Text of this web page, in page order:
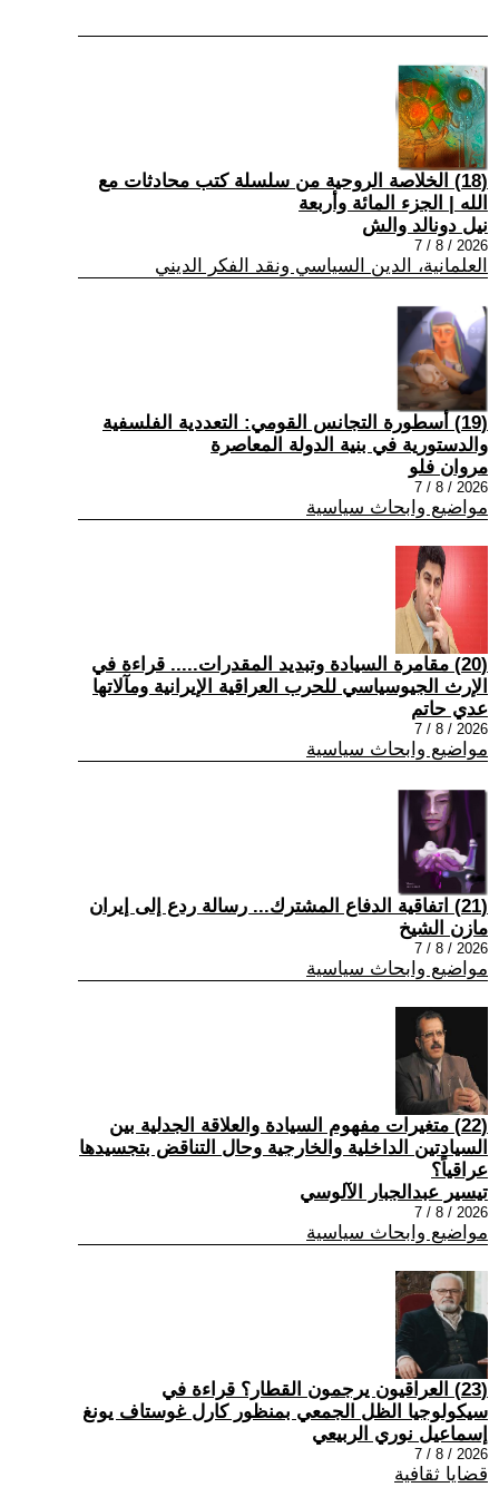
(18) الخلاصة الروحية من سلسلة كتب محادثات مع
الله | الجزء المائة وأربعة
نيل دونالد والش
2026 / 8 / 7
العلمانية، الدين السياسي ونقد الفكر الديني
(19) أسطورة التجانس القومي: التعددية الفلسفية
والدستورية في بنية الدولة المعاصرة
مروان فلو
2026 / 8 / 7
مواضيع وابحاث سياسية
(20) مقامرة السيادة وتبديد المقدرات..... قراءة في
الإرث الجيوسياسي للحرب العراقية الإيرانية ومآلاتها
عدي حاتم
2026 / 8 / 7
مواضيع وابحاث سياسية
(21) اتفاقية الدفاع المشترك... رسالة ردع إلى إيران
مازن الشيخ
2026 / 8 / 7
مواضيع وابحاث سياسية
(22) متغيرات مفهوم السيادة والعلاقة الجدلية بين
السيادتين الداخلية والخارجية وحال التناقض بتجسيدها
عراقياً؟
تيسير عبدالجبار الآلوسي
2026 / 8 / 7
مواضيع وابحاث سياسية
(23) العراقيون يرجمون القطار؟ قراءة في
سيكولوجيا الظل الجمعي بمنظور كارل غوستاف يونغ
إسماعيل نوري الربيعي
2026 / 8 / 7
قضايا ثقافية